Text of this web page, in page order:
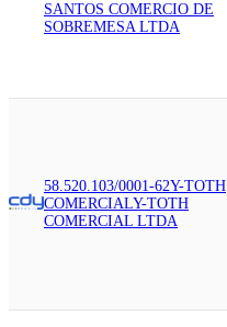
SANTOS COMERCIO DE
SOBREMESA LTDA
58.520.103/0001-62Y-TOTH
COMERCIALY-TOTH
COMERCIAL LTDA